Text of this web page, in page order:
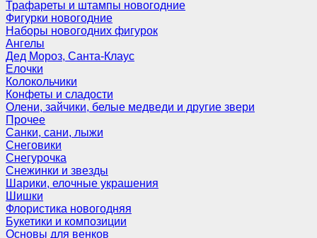
Трафареты и штампы новогодние
Фигурки новогодние
Наборы новогодних фигурок
Ангелы
Дед Мороз, Санта-Клаус
Елочки
Колокольчики
Конфеты и сладости
Олени, зайчики, белые медведи и другие звери
Прочее
Санки, сани, лыжи
Снеговики
Снегурочка
Снежинки и звезды
Шарики, елочные украшения
Шишки
Флористика новогодняя
Букетики и композиции
Основы для венков